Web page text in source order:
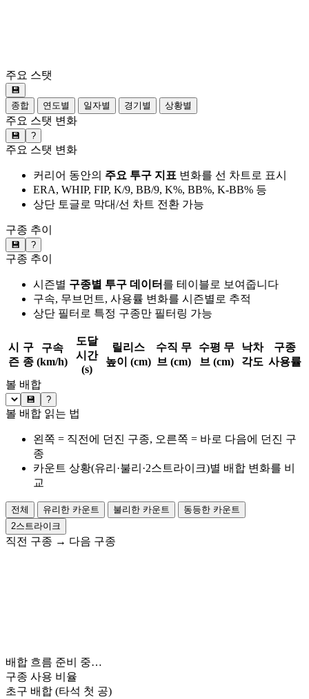
주요 스탯
💾
종합
연도별 일자별 경기별 상황별
주요 스탯 변화
💾 ?
주요 스탯 변화
커리어 동안의 주요 투구 지표 변화를 선 차트로 표시
ERA, WHIP, FIP, K/9, BB/9, K%, BB%, K-BB% 등
상단 토글로 막대/선 차트 전환 가능
구종 추이
💾 ?
구종 추이
시즌별 구종별 투구 데이터 를 테이블로 보여줍니다
구속, 무브먼트, 사용률 변화를 시즌별로 추적
상단 필터로 특정 구종만 필터링 가능
시
즌
구
종
구속
(km/h)
도달
시간
(s)
릴리스
높이 (cm)
수직 무
브 (cm)
수평 무
브 (cm)
낙차
각도
구종
사용률
볼 배합
💾 ?
볼 배합 읽는 법
왼쪽 = 직전에 던진 구종, 오른쪽 = 바로 다음에 던진 구
종
카운트 상황(유리·불리·2스트라이크)별 배합 변화를 비
교
전체 유리한 카운트 불리한 카운트
동등한 카운트
2스트라이크
직전 구종 → 다음 구종
배합 흐름 준비 중…
구종 사용 비율
초구 배합 (타석 첫 공)